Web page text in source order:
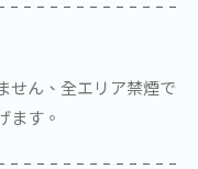
せん、全エリア禁煙で
ます。